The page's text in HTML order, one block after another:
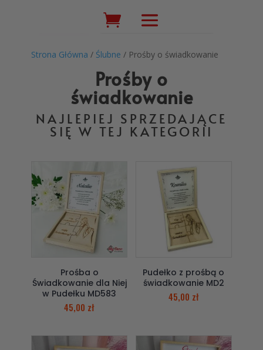
Wyszukiwarka
produktów
Strona Główna / Ślubne / Prośby o świadkowanie
Prośby o
świadkowanie
NAJLEPIEJ SPRZEDAJĄCE
SIĘ W TEJ KATEGORII
Prośba o
Świadkowanie dla Niej
w Pudełku MD583
45,00 zł
Pudełko z prośbą o
świadkowanie MD2
45,00 zł